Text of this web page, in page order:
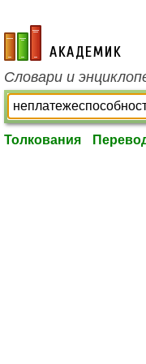
academic.ru
Словари и
Толкования